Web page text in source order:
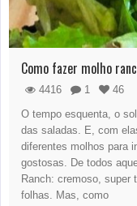
Como fazer molho
4416 1
46
O tempo esquenta, o
das saladas. E, com
diferentes molhos para
gostosas. De todos
Ranch: cremoso, super
folhas. Mas, como